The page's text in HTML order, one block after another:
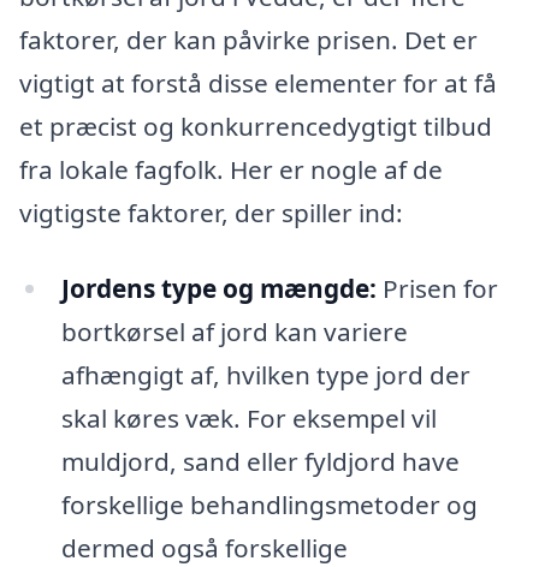
faktorer, der kan påvirke prisen. Det er
vigtigt at forstå disse elementer for at få
et præcist og konkurrencedygtigt tilbud
fra lokale fagfolk. Her er nogle af de
vigtigste faktorer, der spiller ind:
Jordens type og mængde: Prisen for
bortkørsel af jord kan variere
afhængigt af, hvilken type jord der
skal køres væk. For eksempel vil
muldjord, sand eller fyldjord have
forskellige behandlingsmetoder og
dermed også forskellige